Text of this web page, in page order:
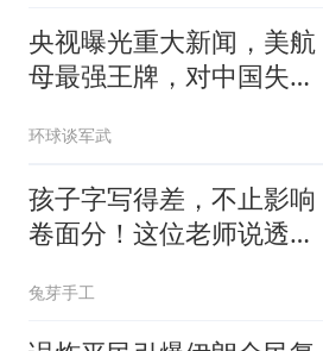
央视曝光重大新闻，美航
母最强王牌，对中国失
环球谈军武
孩子字写得差，不止影响
卷面分！这位老师说透了
兔芽手工